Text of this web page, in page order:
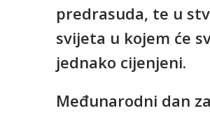
predrasuda, te u
svijeta u kojem će
jednako cijenjeni.
Međunarodni dan